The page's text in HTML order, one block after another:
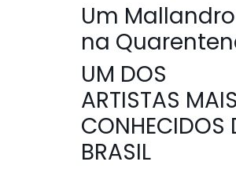
Um Mallandro
na
UM DOS
ARTISTAS MAIS
CONHECIDOS
BRASIL